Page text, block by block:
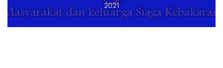
2021